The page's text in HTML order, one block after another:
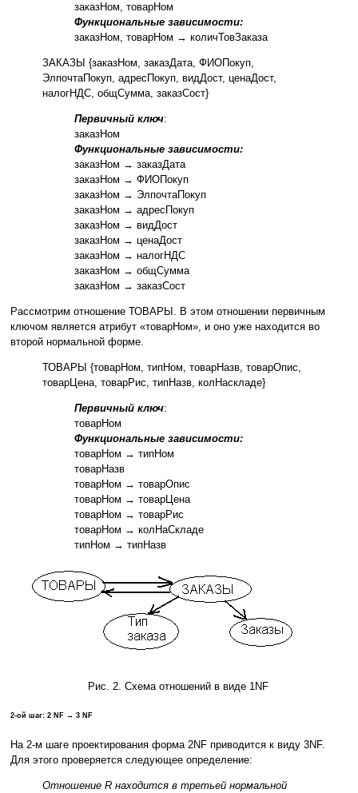
заказНом, товарНом
Функциональные зависимости:
заказНом, товарНом → количТовЗаказа
ЗАКАЗЫ {заказНом, заказДата, ФИОПокуп,
ЭлпочтаПокуп, адресПокуп, видДост, ценаДост,
налогНДС, общСумма, заказСост}
Первичный ключ:
заказНом
Функциональные зависимости:
заказНом → заказДата
заказНом → ФИОПокуп
заказНом → ЭлпочтаПокуп
заказНом → адресПокуп
заказНом → видДост
заказНом → ценаДост
заказНом → налогНДС
заказНом → общСумма
заказНом → заказСост
Рассмотрим отношение ТОВАРЫ. В этом отношении первичным
ключом является атрибут «товарНом», и оно уже находится во
второй нормальной форме.
ТОВАРЫ {товарНом, типНом, товарНазв, товарОпис,
товарЦена, товарРис, типНазв, колНаскладе}
Первичный ключ:
товарНом
Функциональные зависимости:
товарНом → типНом
товарНазв
товарНом → товарОпис
товарНом → товарЦена
товарНом → товарРис
товарНом → колНаСкладе
типНом → типНазв
Рис. 2. Схема отношений в виде 1NF
2-ой шаг: 2 NF → 3 NF
На 2-м шаге проектирования форма 2NF приводится к виду 3NF.
Для этого проверяется следующее определение:
Отношение R находится в третьей нормальной